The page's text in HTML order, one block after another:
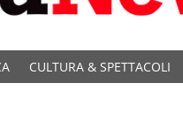
CULTURA & SPETTACOLI